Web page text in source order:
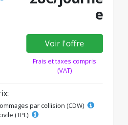
e
Voir l'offre
Frais et taxes compris
(VAT)
par collision (CDW)
(TPL)